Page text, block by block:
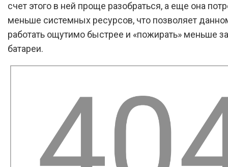
счет этого в ней проще разобраться, а еще она
меньше системных ресурсов, что позволяет
работать ощутимо быстрее и «пожирать» меньше
батареи.